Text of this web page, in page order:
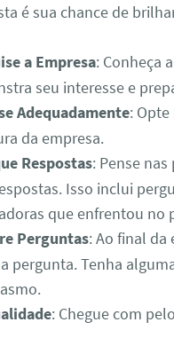
é sua chance de
a Empresa: Conheça
seu interesse e
Adequadamente:
da empresa.
Respostas: Pense
Isso inclui
que enfrentou no
Perguntas: Ao final da
pergunta. Tenha
: Chegue com